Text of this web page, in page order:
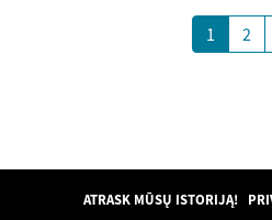
1 2
ATRASK MŪSŲ ISTORIJĄ!